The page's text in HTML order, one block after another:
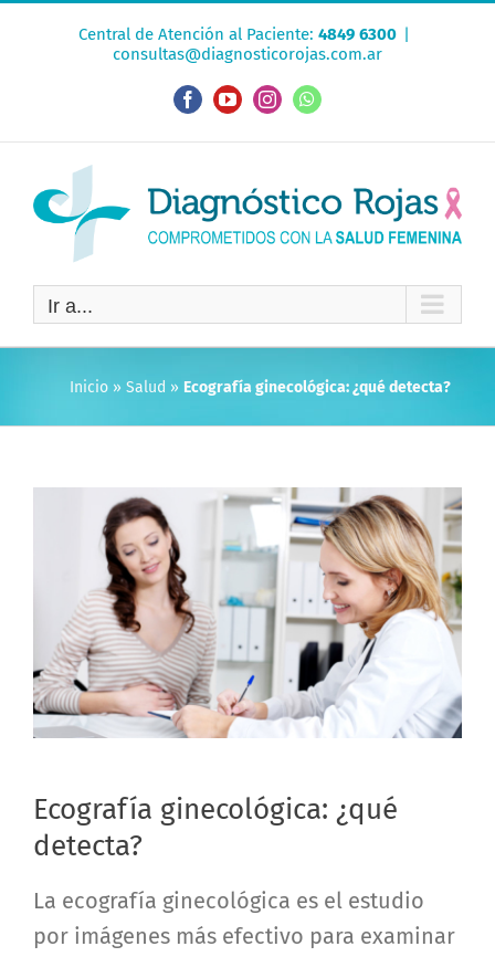
Central de Atención al Paciente: 4849 6300 |
consultas@diagnosticorojas.com.ar
FacebookYouTubeInstagramWhatsApp
Ir a...
Inicio » Salud » Ecografía ginecológica: ¿qué detecta?
Ecografía ginecológica: ¿qué
detecta?
La ecografía ginecológica es el estudio
por imágenes más efectivo para examinar